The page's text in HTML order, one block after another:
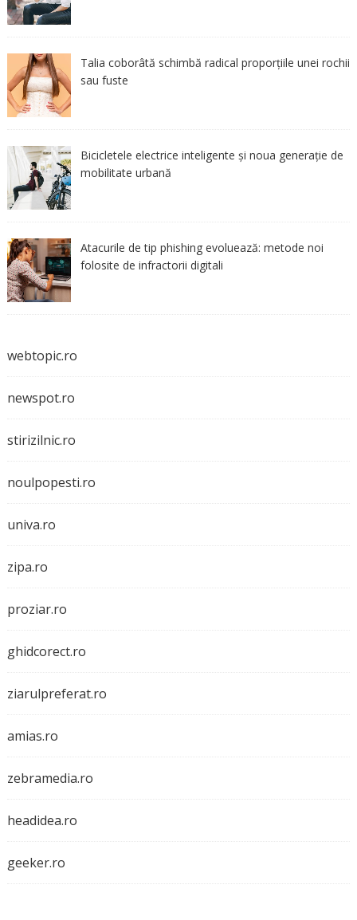
Talia coborâtă schimbă radical proporțiile unei rochii
sau fuste
Bicicletele electrice inteligente și noua generație de
mobilitate urbană
Atacurile de tip phishing evoluează: metode noi
folosite de infractorii digitali
webtopic.ro
newspot.ro
stirizilnic.ro
noulpopesti.ro
univa.ro
zipa.ro
proziar.ro
ghidcorect.ro
ziarulpreferat.ro
amias.ro
zebramedia.ro
headidea.ro
geeker.ro